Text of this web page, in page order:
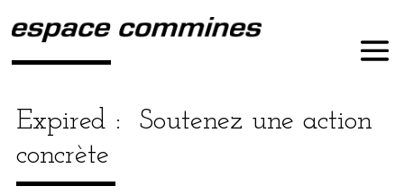
Expired :
Soutenez une action
concrète